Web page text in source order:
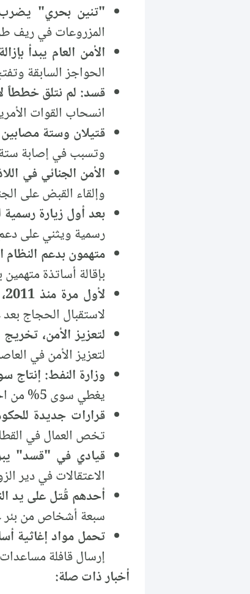
"تنين بحري"
المزروعات في
الأمن العام يبدأ
الحواجز السابقة
قسد: لم نتلق خططاً
انسحاب القوات
قتيلان وستة
وتسبب في إصابة
الأمن الجنائي في
وإلقاء القبض على
بعد أول زيارة رسمية
رسمية ويثني على
متهمون بدعم
بإقالة أساتذة
لأول مرة منذ 2011، كنيسة "آنا" الأرمنية في إدلب تستقبل الحجاج مجدداً
لاستقبال الحجاج
لتعزيز الأمن،
لتعزيز الأمن في
وزارة النفط: إنتاج سوريا
يغطي سوى 5% من احتياجات سوريا.
قرارات جديدة
تخص العمال في
قيادي في "قسد"
الاعتقالات في دير
أحدهم قُتل على يد النظام
سبعة أشخاص من بئر
تحمل مواد إغاثية
إرسال قافلة
أخبار ذات صلة: